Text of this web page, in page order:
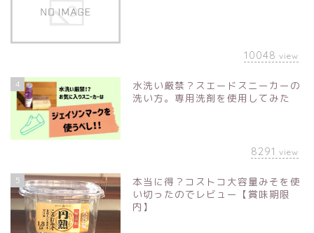
10048 view
4
水洗い厳禁？スエードスニーカーの
洗い方。専用洗剤を使用してみた
8291 view
5
本当に得？コストコ大容量みそを使
い切ったのでレビュー【賞味期限
内】